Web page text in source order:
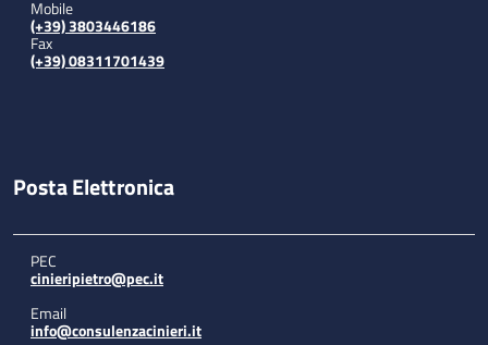
Mobile
(+39) 3803446186
Fax
(+39) 08311701439
Posta Elettronica
PEC
cinieripietro@pec.it
Email
info@consulenzacinieri.it